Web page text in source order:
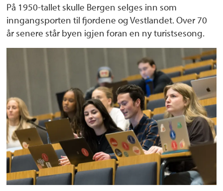
På 1950-tallet skulle Bergen selges inn som
inngangsporten til fjordene og Vestlandet. Over 70
år senere står byen igjen foran en ny turistsesong.